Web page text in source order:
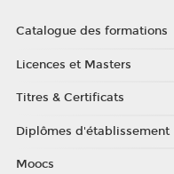
Catalogue des formations
Licences et Masters
Titres & Certificats
Diplômes d'établissement
Moocs